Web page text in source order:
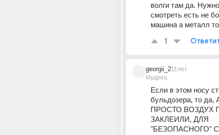
волги там да.
смотреть есть не
машина а металл
1
georgii_2
Мудрец
11лет
Если в этом носу
бульдозера, то да,
ПРОСТО ВОЗДУХ
ЗАКЛЕИЛИ, ДЛЯ
"БЕЗОПАСНОГО"